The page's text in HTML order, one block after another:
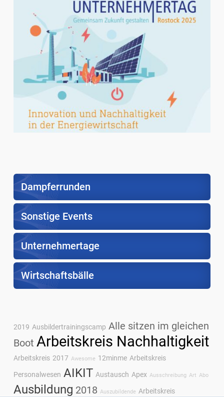
Dampferrunden
Sonstige Events
Unternehmertage
Wirtschaftsbälle
2019 Ausbildertrainingscamp Alle sitzen im gleichen
Boot Arbeitskreis Nachhaltigkeit
Arbeitskreis 2017 Awesome 12minme Arbeitskreis
Personalwesen AIKIT Austausch Apex Ausschreibung Art Abo
Ausbildung 2018 Auszubildende Arbeitskreis